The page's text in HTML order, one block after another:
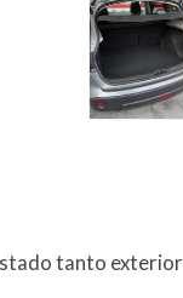
tanto